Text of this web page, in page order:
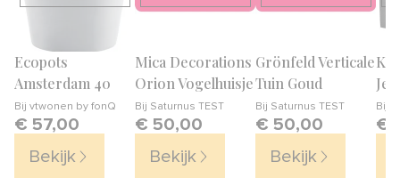
Ecopots
Amsterdam 40
Bij vtwonen by fonQ
€ 57,00
Bekijk
Mica Decorations
Orion Vogelhuisje
Bij Saturnus TEST
€ 50,00
Bekijk
Grönfeld Verticale
Tuin Goud
Bij Saturnus TEST
€ 50,00
Bekijk
KS
Bij
€